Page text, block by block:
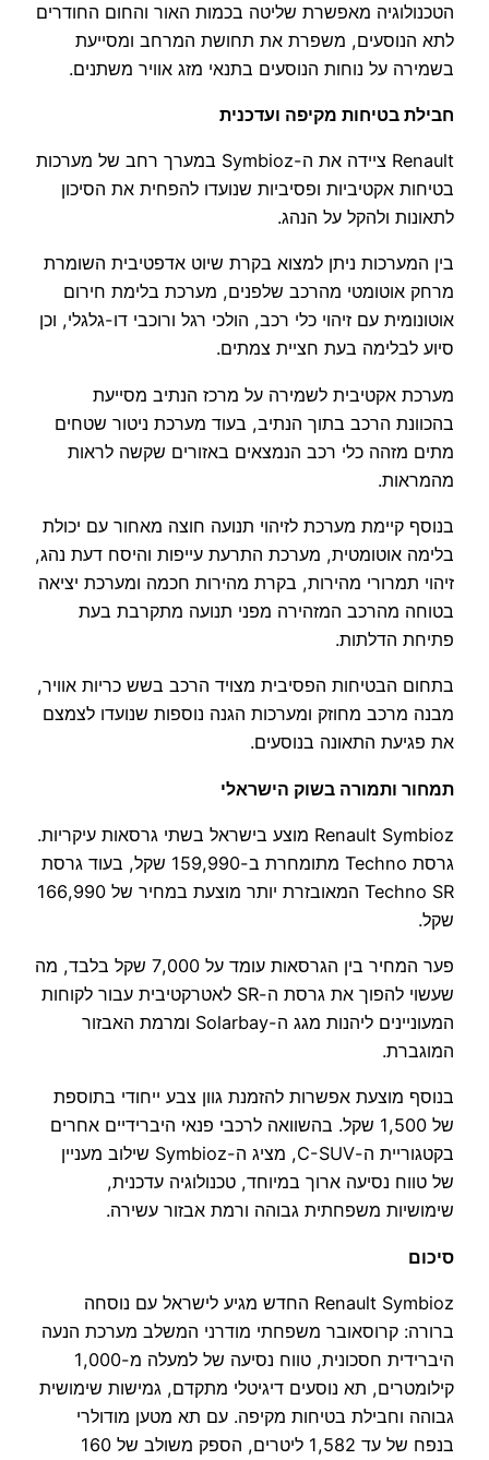
הטכנולוגיה מאפשרת שליטה בכמות האור והחום החודרים
לתא הנוסעים, משפרת את תחושת המרחב ומסייעת
בשמירה על נוחות הנוסעים בתנאי מזג אוויר משתנים.
חבילת בטיחות מקיפה ועדכנית
Renault ציידה את ה-Symbioz במערך רחב של מערכות
בטיחות אקטיביות ופסיביות שנועדו להפחית את הסיכון
לתאונות ולהקל על הנהג.
בין המערכות ניתן למצוא בקרת שיוט אדפטיבית השומרת
מרחק אוטומטי מהרכב שלפנים, מערכת בלימת חירום
אוטונומית עם זיהוי כלי רכב, הולכי רגל ורוכבי דו-גלגלי, וכן
סיוע לבלימה בעת חציית צמתים.
מערכת אקטיבית לשמירה על מרכז הנתיב מסייעת
בהכוונת הרכב בתוך הנתיב, בעוד מערכת ניטור שטחים
מתים מזהה כלי רכב הנמצאים באזורים שקשה לראות
מהמראות.
בנוסף קיימת מערכת לזיהוי תנועה חוצה מאחור עם יכולת
בלימה אוטומטית, מערכת התרעת עייפות והיסח דעת נהג,
זיהוי תמרורי מהירות, בקרת מהירות חכמה ומערכת יציאה
בטוחה מהרכב המזהירה מפני תנועה מתקרבת בעת
פתיחת הדלתות.
בתחום הבטיחות הפסיבית מצויד הרכב בשש כריות אוויר,
מבנה מרכב מחוזק ומערכות הגנה נוספות שנועדו לצמצם
את פגיעת התאונה בנוסעים.
תמחור ותמורה בשוק הישראלי
Renault Symbioz מוצע בישראל בשתי גרסאות עיקריות.
גרסת Techno מתומחרת ב-159,990 שקל, בעוד גרסת
Techno SR המאובזרת יותר מוצעת במחיר של 166,990
שקל.
פער המחיר בין הגרסאות עומד על 7,000 שקל בלבד, מה
שעשוי להפוך את גרסת ה-SR לאטרקטיבית עבור לקוחות
המעוניינים ליהנות מגג ה-Solarbay ומרמת האבזור
המוגברת.
בנוסף מוצעת אפשרות להזמנת גוון צבע ייחודי בתוספת
של 1,500 שקל. בהשוואה לרכבי פנאי היברידיים אחרים
בקטגוריית ה-C-SUV, מציג ה-Symbioz שילוב מעניין
של טווח נסיעה ארוך במיוחד, טכנולוגיה עדכנית,
שימושיות משפחתית גבוהה ורמת אבזור עשירה.
סיכום
Renault Symbioz החדש מגיע לישראל עם נוסחה
ברורה: קרוסאובר משפחתי מודרני המשלב מערכת הנעה
היברידית חסכונית, טווח נסיעה של למעלה מ-1,000
קילומטרים, תא נוסעים דיגיטלי מתקדם, גמישות שימושית
גבוהה וחבילת בטיחות מקיפה. עם תא מטען מודולרי
בנפח של עד 1,582 ליטרים, הספק משולב של 160